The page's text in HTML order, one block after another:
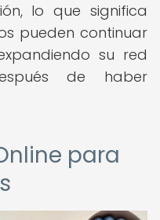
lo que significa
pueden continuar
su red
de haber
para